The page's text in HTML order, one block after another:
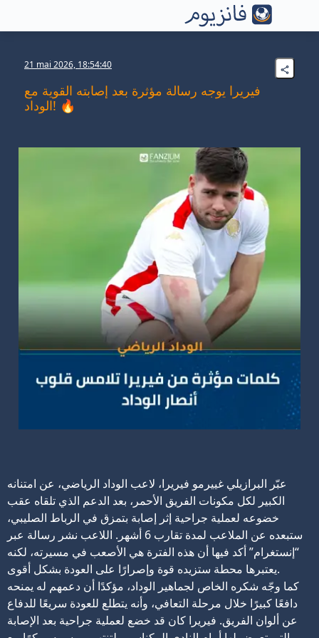
21 mai 2026, 18:54:40
فيريرا يوجه رسالة مؤثرة بعد إصابته القوية مع
الوداد! 🔥
عبّر البرازيلي غييرمو فيريرا، لاعب الوداد الرياضي، عن امتنانه
الكبير لكل مكونات الفريق الأحمر، بعد الدعم الذي تلقاه عقب
خضوعه لعملية جراحية إثر إصابة بتمزق في الرباط الصليبي،
ستبعده عن الملاعب لمدة تقارب 6 أشهر.
اللاعب نشر رسالة عبر
“إنستغرام” أكد فيها أن هذه الفترة هي الأصعب في مسيرته، لكنه
يعتبرها محطة ستزيده قوة وإصرارًا على العودة بشكل أقوى.
كما وجّه شكره الخاص لجماهير الوداد، مؤكدًا أن دعمهم له يمنحه
دافعًا كبيرًا خلال مرحلة التعافي، وأنه يتطلع للعودة سريعًا للدفاع
عن ألوان الفريق. فيريرا كان قد خضع لعملية جراحية بعد الإصابة